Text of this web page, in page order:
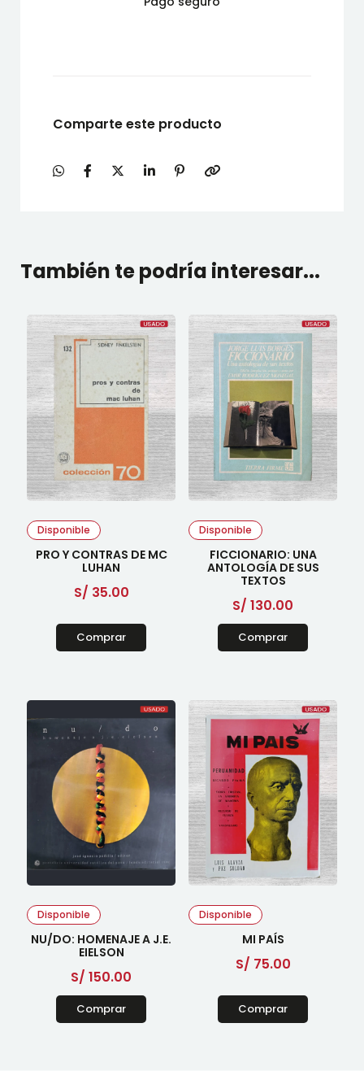
Comparte este producto
También te podría interesar...
Disponible
PRO Y CONTRAS DE MC
LUHAN
S/ 35.00
Comprar
Disponible
FICCIONARIO: UNA
ANTOLOGÍA DE SUS
TEXTOS
S/ 130.00
Comprar
Disponible
NU/DO: HOMENAJE A J.E.
EIELSON
S/ 150.00
Comprar
Disponible
MI PAÍS
S/ 75.00
Comprar